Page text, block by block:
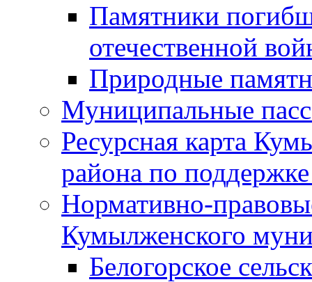
Памятники
отечественной
Природные
Муниципальные
Ресурсная карта
района по
Нормативно-
Кумылженского
Белогорское